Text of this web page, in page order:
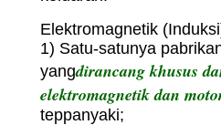
Elektromagnetik
1) Satu-satunya
yangdirancang khusus
elektromagnetik dan
teppanyaki;